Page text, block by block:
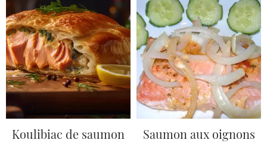
Koulibiac de saumon Saumon aux oignons